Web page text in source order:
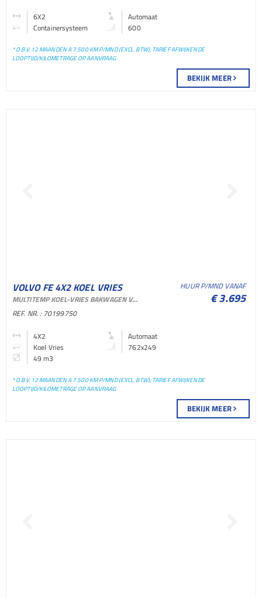
CONTAINERSYSTEEM
BAKWAGEN
6X2
Automaat
Containersysteem
600
* O.B.V. 12 MAANDEN A 7.500 KM P/MND (EXCL. BTW); TARIEF AFWIJKENDE
LOOPTIJD/KILOMETRAGE OP AANVRAAG
BEKIJK MEER
VOLVO FE 4X2 KOEL VRIES
BAKWAGEN KOEL VRIES
BAKWAGEN
MULTITEMP KOEL-VRIES BAKWAGEN VOOR VERHUUR EN SHORTLEASE
HUUR P/MND VANAF
€ 3.695
REF. NR. : 70199750
4X2
Automaat
Koel Vries
762x249
49 m3
* O.B.V. 12 MAANDEN A 7.500 KM P/MND (EXCL. BTW); TARIEF AFWIJKENDE
LOOPTIJD/KILOMETRAGE OP AANVRAAG
BEKIJK MEER